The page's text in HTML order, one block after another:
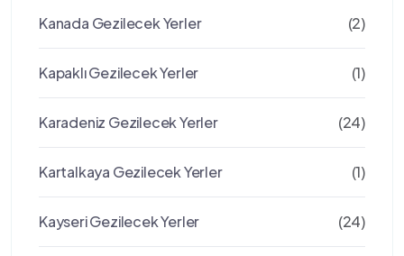
Kanada Gezilecek Yerler (2)
Kapaklı Gezilecek Yerler (1)
Karadeniz Gezilecek Yerler (24)
Kartalkaya Gezilecek Yerler (1)
Kayseri Gezilecek Yerler (24)